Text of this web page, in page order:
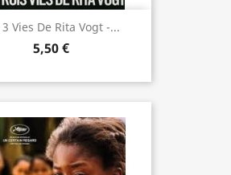
3 Vies De Rita Vogt -...
5,50 €